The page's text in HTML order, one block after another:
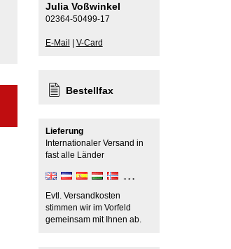
Julia Voßwinkel
02364-50499-17
E-Mail V-Card
Bestellfax
Lieferung
Internationaler Versand in
fast alle Länder
Evtl. Versandkosten
stimmen wir im Vorfeld
gemeinsam mit Ihnen ab.